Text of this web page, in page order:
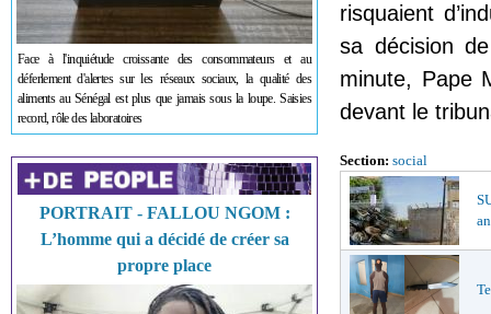
Face à l'inquiétude croissante des consommateurs et au
déferlement d'alertes sur les réseaux sociaux, la qualité des
aliments au Sénégal est plus que jamais sous la loupe. Saisies
record, rôle des laboratoires
PORTRAIT - FALLOU NGOM :
L’homme qui a décidé de créer sa
propre place
risquaient
sa décision
minute, Pape
devant le
Section: social